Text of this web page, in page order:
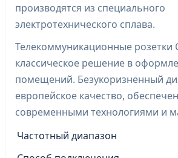
производятся из специального
электротехнического сплава.
Телекоммуникационные розетки
классическое решение в
помещений. Безукоризненный
европейское качество,
современными технологиями и
Частотный диапазон